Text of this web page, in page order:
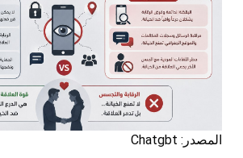
المصدر: Chatgbt